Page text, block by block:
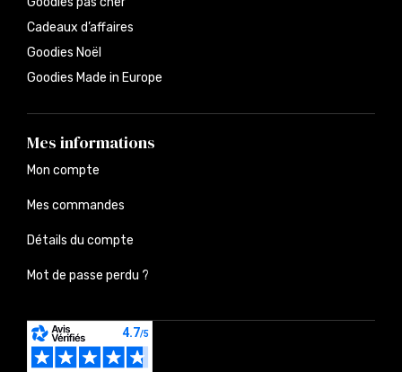
Cadeaux d’affaires
Goodies Noël
Goodies Made in Europe
Mes informations
Mon compte
Mes commandes
Détails du compte
Mot de passe perdu ?